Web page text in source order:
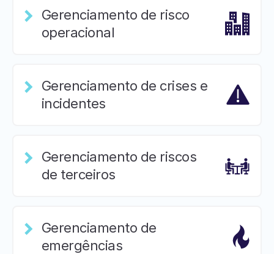
Gerenciamento de risco
operacional
Gerenciamento de crises e
incidentes
Gerenciamento de riscos
de terceiros
Gerenciamento de
emergências